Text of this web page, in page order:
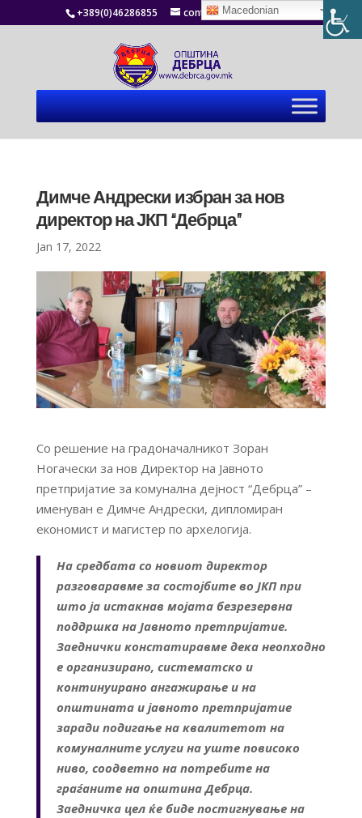
+389(0)46286855 contact@debrca.gov.mk
Димче Андрески избран за нов
директор на ЈКП “Дебрца”
Jan 17, 2022
Со решение на градоначалникот Зоран
Ногачески за нов Директор на Јавното
претпријатие за комунална дејност “Дебрца” –
именуван е Димче Андрески, дипломиран
економист и магистер по архелогија.
На средбата со новиот директор
разговаравме за состојбите во ЈКП при
што ја истакнав мојата безрезервна
поддршка на Јавното претпријатие.
Заеднички констатиравме дека неопходно
е организирано, систематско и
континуирано ангажирање и на
општината и јавното претпријатие
заради подигање на квалитетот на
комуналните услуги на уште повисоко
ниво, соодветно на потребите на
граѓаните на општина Дебрца.
Заедничка цел ќе биде постигнување на
Macedonian